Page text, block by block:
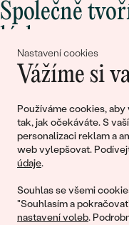
Nastavení cookies
Vážíme si
Používáme cookies,
tak, jak očekáváte. S
personalizaci reklam a
web vylepšovat.
údaje.
Souhlas se všemi
"Souhlasím a
nastavení voleb.
Společně
Připojte se k nám!
© 2011 - 2026, Eppi.cz